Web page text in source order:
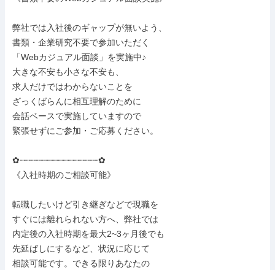
弊社では入社後のギャップが無いよう、
書類・企業研究不要で参加いただく
「Webカジュアル面談」を実施中♪
大きな不安も小さな不安も、
求人だけではわからないことを
ざっくばらんに相互理解のために
会話ベースで実施していますので
緊張せずにご参加・ご応募ください。
✿┈┈┈┈┈┈┈┈┈┈┈┈┈┈┈┈✿
《入社時期のご相談可能》
転職したいけど引き継ぎなどで現職を
すぐには離れられない方へ、弊社では
内定後の入社時期を最大2~3ヶ月後でも
先延ばしにするなど、状況に応じて
相談可能です。できる限りあなたの